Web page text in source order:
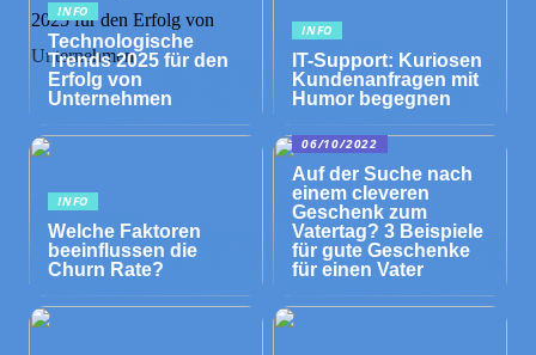
INFO
Technologische
Trends 2025 für den
Erfolg von
Unternehmen
INFO
IT-Support: Kuriosen
Kundenanfragen mit
Humor begegnen
INFO
Welche Faktoren
beeinflussen die
Churn Rate?
06/10/2022
Auf der Suche nach
einem cleveren
Geschenk zum
Vatertag? 3 Beispiele
für gute Geschenke
für einen Vater